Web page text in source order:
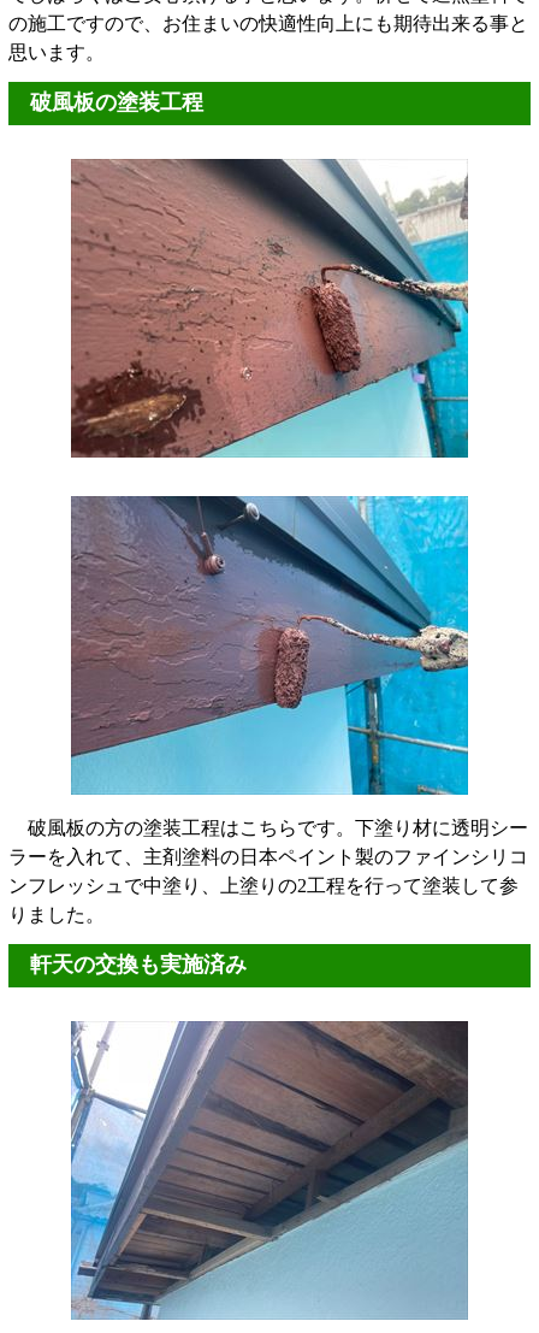
の施工ですので、お住まいの快適性向上にも期待出来る事と
思います。
破風板の塗装工程
破風板の方の塗装工程はこちらです。下塗り材に透明シー
ラーを入れて、主剤塗料の日本ペイント製のファインシリコ
ンフレッシュで中塗り、上塗りの2工程を行って塗装して参
りました。
軒天の交換も実施済み